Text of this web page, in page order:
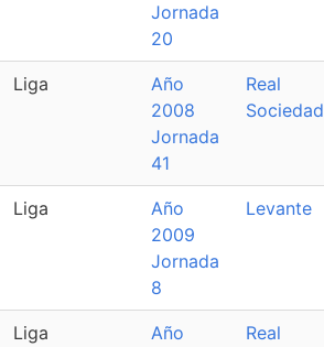
Jornada
20
Liga
Año
2008
Jornada
41
Real
Sociedad
Liga
Año
2009
Jornada
8
Levante
Liga
Año
Real